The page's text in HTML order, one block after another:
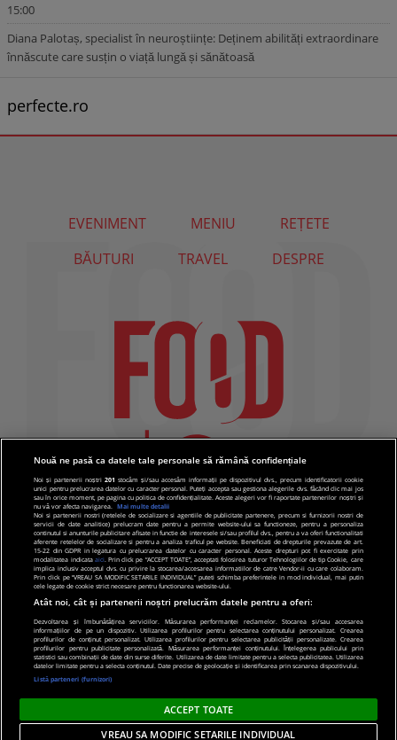
15:00
Diana Palotaș, specialist în neuroștiințe: Deținem abilități extraordinare
înnăscute care susțin o viață lungă și sănătoasă
perfecte.ro
EVENIMENT MENIU
REȚETE
BĂUTURI
TRAVEL DESPRE
© 2019 PRO TV S.R.L |Politica de Cookie|Politica
de confidentialitate
Nouă ne pasă ca datele tale personale să rămână confidențiale
Noi și partenerii noștri201 stocăm și/sau accesăm informații pe dispozitivul dvs., precum identificatorii cookie
unici pentru prelucrarea datelor cu caracter personal. Puteți accepta sau gestiona alegerile dvs. făcând clic mai jos
sau în orice moment, pe pagina cu politica de confidențialitate. Aceste alegeri vor fi raportate partenerilor noștri și
nu vă vor afecta navigarea.
Mai multe detalii
Noi si partenerii nostri (retelele de socializare si agentiile de publicitate partenere, precum si furnizorii nostri de
servicii de date analitice) prelucram date pentru a permite website-ului sa functioneze, pentru a personaliza
continutul si anunturile publicitare afisate in functie de interesele si/sau profilul dvs., pentru a va oferi functionalitati
aferente retelelor de socializare si pentru a analiza traficul pe website. Beneficiati de drepturile prevazute de art.
15-22 din GDPR in legatura cu prelucrarea datelor cu caracter personal. Aceste drepturi pot fi exercitate prin
modalitatea indicata aici. Prin click pe “ACCEPT TOATE”, acceptati folosirea tuturor Tehnologiilor de tip Cookie, care
implica inclusiv acceptul dvs. cu privire la stocarea/accesarea informatiilor de catre Vendor-ii cu care colaboram.
Prin click pe “VREAU SA MODIFIC SETARILE INDIVIDUAL” puteti schimba preferintele in mod individual, mai putin
cele legate de cookie strict necesare pentru functionarea website-ului.
Atât noi, cât și partenerii noștri prelucrăm datele pentru a oferi:
Dezvoltarea și îmbunătățirea serviciilor. Măsurarea performanței reclamelor. Stocarea și/sau accesarea
informațiilor de pe un dispozitiv. Utilizarea profilurilor pentru selectarea conținutului personalizat. Crearea
profilurilor de conținut personalizat. Utilizarea profilurilor pentru selectarea publicității personalizate. Crearea
profilurilor pentru publicitate personalizată. Măsurarea performanței conținutului. Înțelegerea publicului prin
statistici sau combinații de date din surse diferite. Utilizarea de date limitate pentru a selecta publicitatea. Utilizarea
datelor limitate pentru a selecta conținutul. Date precise de geolocație și identificarea prin scanarea dispozitivului.
Listă parteneri (furnizori)
ACCEPT TOATE
VREAU SA MODIFIC SETARILE INDIVIDUAL